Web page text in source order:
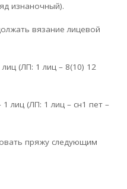
изнаночный).
вязание лицевой
(ЛП: 1 лиц – 8(10) 12
1 лиц (ЛП: 1 лиц – сн1 пет –
пряжу следующим